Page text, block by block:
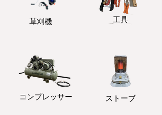
​草刈機 ​工具
コンプレッサー ストーブ